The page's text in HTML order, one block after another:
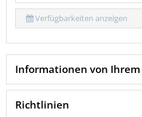
Verfügbarkeiten anzeigen
Informationen von Ihrem
Richtlinien